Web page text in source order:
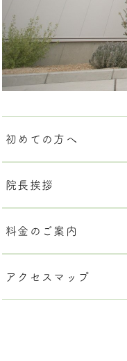
初めての方へ
院長挨拶
料金のご案内
アクセスマップ